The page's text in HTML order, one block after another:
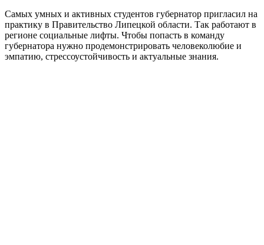
Самых умных и активных студентов губернатор пригласил на
практику в Правительство Липецкой области. Так работают в
регионе социальные лифты. Чтобы попасть в команду
губернатора нужно продемонстрировать человеколюбие и
эмпатию, стрессоустойчивость и актуальные знания.